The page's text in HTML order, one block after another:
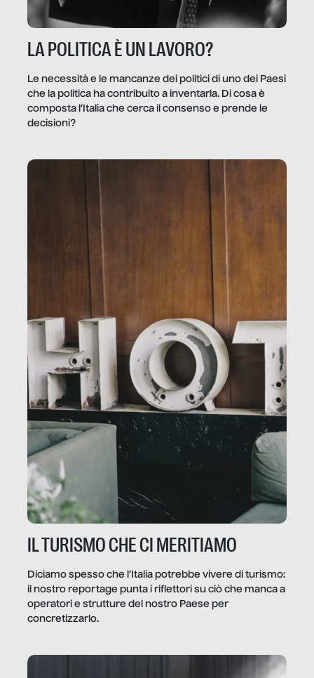
LA POLITICA È UN LAVORO?
Le necessità e le mancanze dei politici di uno dei Paesi
che la politica ha contribuito a inventarla. Di cosa è
composta l’Italia che cerca il consenso e prende le
decisioni?
IL TURISMO CHE CI MERITIAMO
Diciamo spesso che l’Italia potrebbe vivere di turismo:
il nostro reportage punta i riflettori su ciò che manca a
operatori e strutture del nostro Paese per
concretizzarlo.